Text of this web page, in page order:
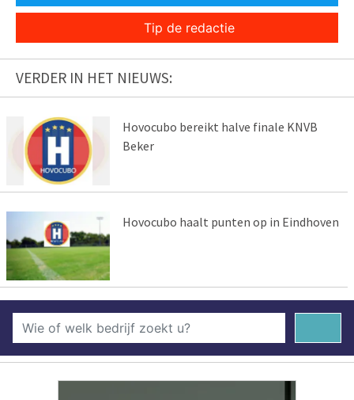
Tip de redactie
VERDER IN HET NIEUWS:
Hovocubo bereikt halve finale KNVB
Beker
Hovocubo haalt punten op in Eindhoven